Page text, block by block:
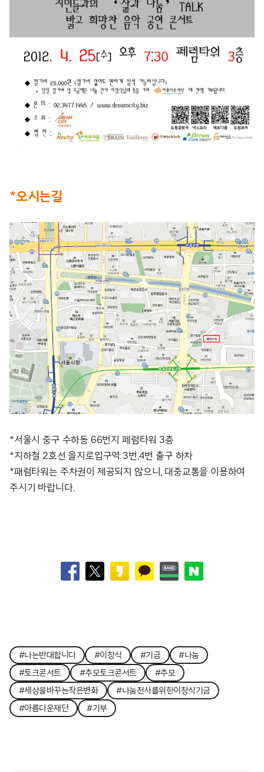
*오시는길
*서울시 중구 수하동 66번지 페럼타워 3층
*지하철 2호선 을지로입구역 3번,4번 출구 하차
*패럼타워는 주차권이 제공되지 않으니, 대중교통을 이용하여
주시기 바랍니다.
#나는반대합니다 #이창식 #기금
#나눔
#토크콘서트
#추모토크콘서트
#추모
#세상을바꾸는작은변화
#나눔천사를위한이창식기금
#아름다운재단
#기부